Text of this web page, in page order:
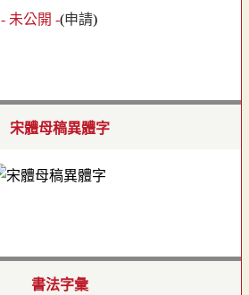
- 未公開 -(申請)
宋體母稿異體字
書法字彙